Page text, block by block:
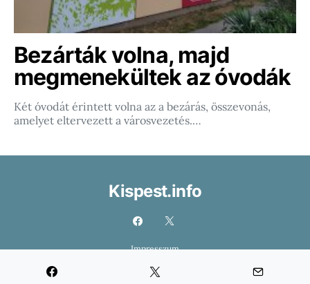
Bezárták volna, majd
megmenekültek az óvodák
Két óvodát érintett volna az a bezárás, összevonás,
amelyet eltervezett a városvezetés.…
Kispest.info
Impresszum